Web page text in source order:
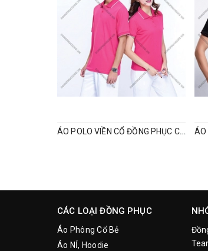
ÁO POLO VIỀN CỔ ĐỒNG PHỤC CÔNG TY
CÁC LOẠI ĐỒNG PHỤC
Áo Phông Cổ Bẻ
Áo NỈ, Hoodie